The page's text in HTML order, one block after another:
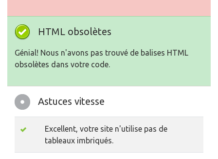
HTML obsolètes
Génial! Nous n'avons pas trouvé de balises HTML
obsolètes dans votre code.
Astuces vitesse
Excellent, votre site n'utilise pas de
tableaux imbriqués.